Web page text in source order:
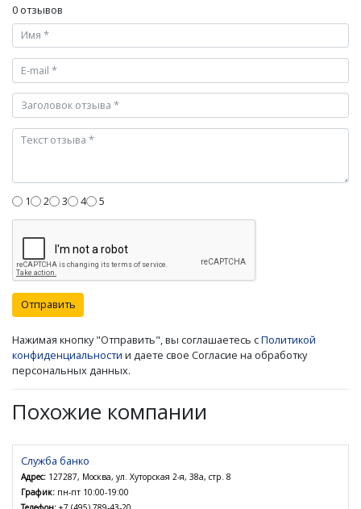
0 отзывов
1 2 3 4 5
Отправить
Нажимая кнопку "Отправить", вы соглашаетесь сПолитикой
конфиденциальности и даете свое Согласие на обработку
персональных данных.
Похожие компании
Служба банко
Адрес: 127287, Москва, ул. Хуторская 2-я, 38а, стр. 8
График: пн-пт 10:00-19:00